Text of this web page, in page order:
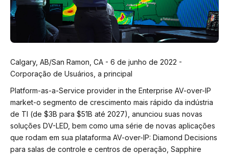
Calgary, AB/San Ramon, CA - 6 de junho de 2022 -
Corporação de Usuários, a principal
Platform-as-a-Service provider in the Enterprise AV-over-IP
market-o segmento de crescimento mais rápido da indústria
de TI (de $3B para $51B até 2027), anunciou suas novas
soluções DV-LED, bem como uma série de novas aplicações
que rodam em sua plataforma AV-over-IP: Diamond Decisions
para salas de controle e centros de operação, Sapphire